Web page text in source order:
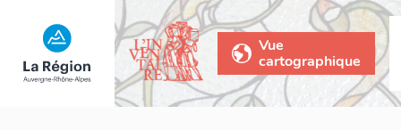
Vue
cartographique